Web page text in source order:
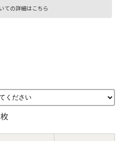
ての詳細はこちら
枚